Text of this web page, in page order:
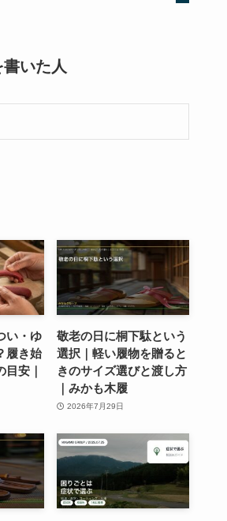
いた人
い・ゆ
履き始
安｜
敬老の日に桐下駄という
選択｜軽い履物を贈ると
きのサイズ選びと渡し方
｜みかも木履
2026年7月29日